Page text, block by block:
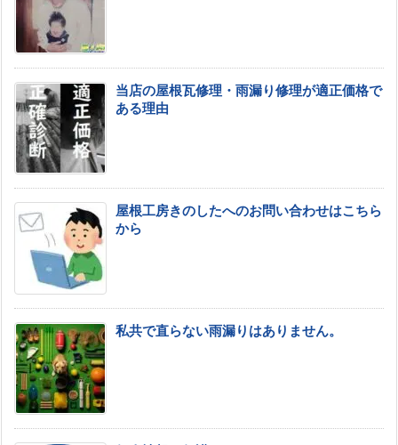
当店の屋根瓦修理・雨漏り修理が適正価格で
ある理由
屋根工房きのしたへのお問い合わせはこちら
から
私共で直らない雨漏りはありません。